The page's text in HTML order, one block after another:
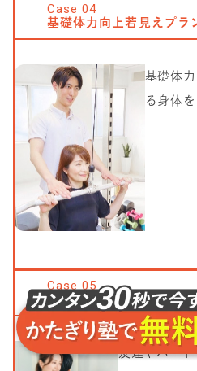
Case04
基礎体力向上若見えプラ
基礎体
る身体を
Case05
ペアトレーニングプラン
友達やパー